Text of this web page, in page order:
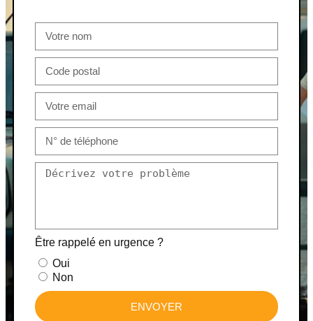
Être rappelé en urgence ?
Oui
Non
ENVOYER